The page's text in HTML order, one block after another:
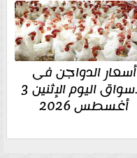
أسعار الدواجن فى
الأسواق اليوم الإثنين 3
أغسطس 2026